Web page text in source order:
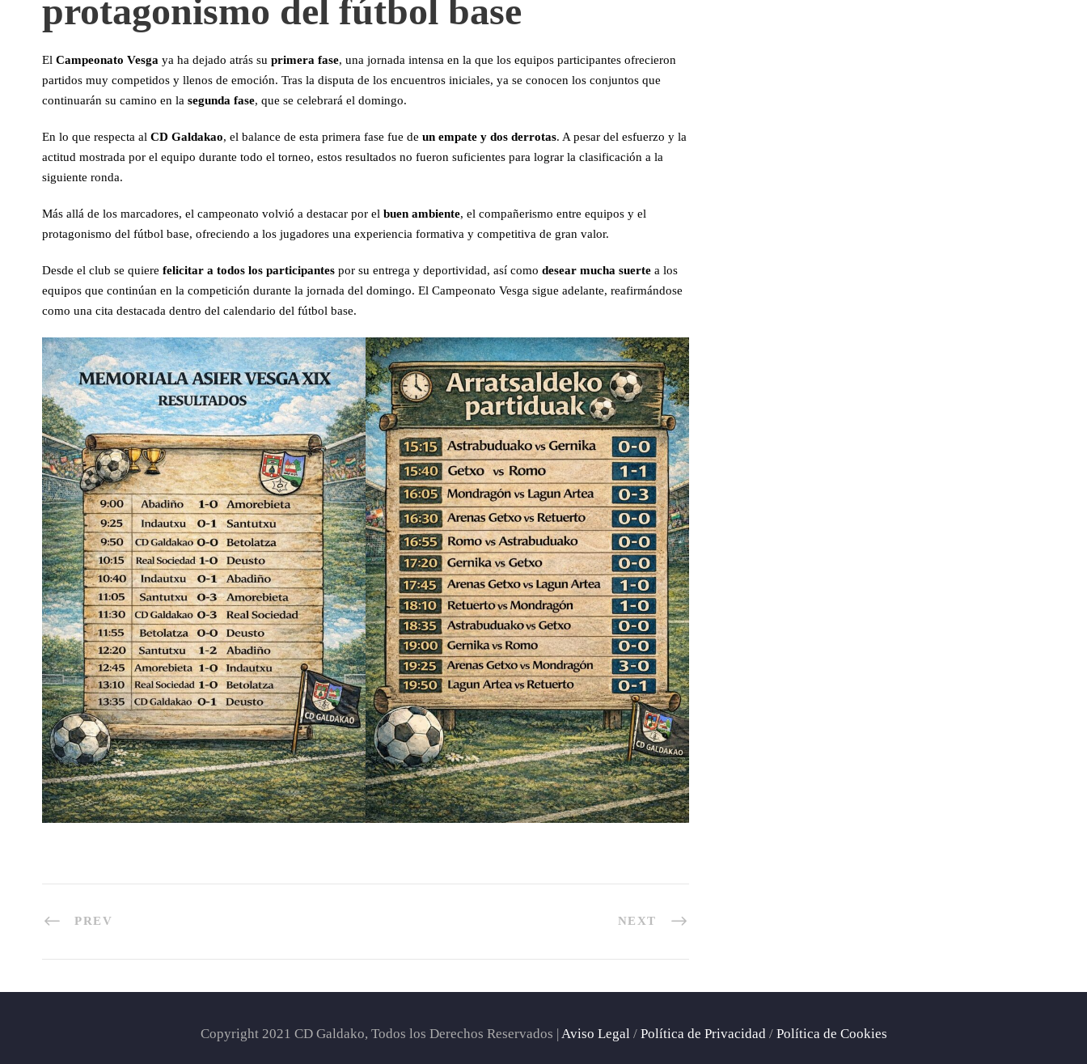
protagonismo del fútbol base
El Campeonato Vesga ya ha dejado atrás su primera fase, una jornada intensa en la que los equipos participantes ofrecieron
partidos muy competidos y llenos de emoción. Tras la disputa de los encuentros iniciales, ya se conocen los conjuntos que
continuarán su camino en la segunda fase, que se celebrará el domingo.
En lo que respecta al CD Galdakao, el balance de esta primera fase fue de un empate y dos derrotas. A pesar del esfuerzo y la
actitud mostrada por el equipo durante todo el torneo, estos resultados no fueron suficientes para lograr la clasificación a la
siguiente ronda.
Más allá de los marcadores, el campeonato volvió a destacar por el buen ambiente, el compañerismo entre equipos y el
protagonismo del fútbol base, ofreciendo a los jugadores una experiencia formativa y competitiva de gran valor.
Desde el club se quiere felicitar a todos los participantes por su entrega y deportividad, así como desear mucha suerte a los
equipos que continúan en la competición durante la jornada del domingo. El Campeonato Vesga sigue adelante, reafirmándose
como una cita destacada dentro del calendario del fútbol base.
PREV NEXT
Copyright 2021 CD Galdako, Todos los Derechos Reservados | Aviso Legal / Política de Privacidad / Política de Cookies